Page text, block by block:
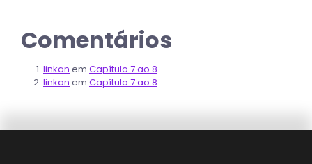
Comentários
linkan em Capítulo 7 ao 8
linkan em Capítulo 7 ao 8